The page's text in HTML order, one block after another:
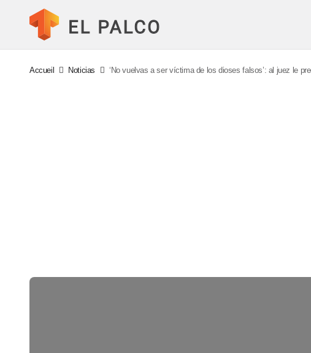
Accueil Noticias ‘No vuelvas a ser víctima de los dioses falsos’: al juez le